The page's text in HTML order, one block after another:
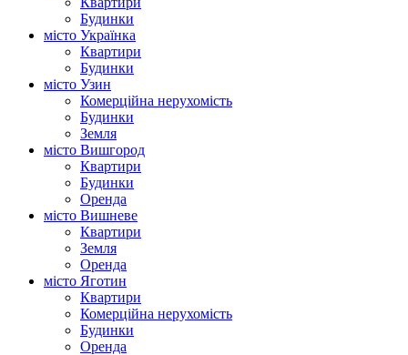
Будинки
місто Українка
Квартири
Будинки
місто Узин
Комерційна нерухомість
Будинки
Земля
місто Вишгород
Квартири
Будинки
Оренда
місто Вишневе
Квартири
Земля
Оренда
місто Яготин
Квартири
Комерційна нерухомість
Будинки
Оренда